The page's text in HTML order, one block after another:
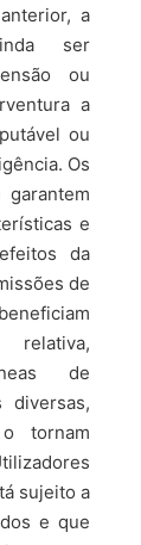
a
ser
ou
a
ou
Os
e
da
de
relativa,
de
diversas,
tornam
sujeito a
e que